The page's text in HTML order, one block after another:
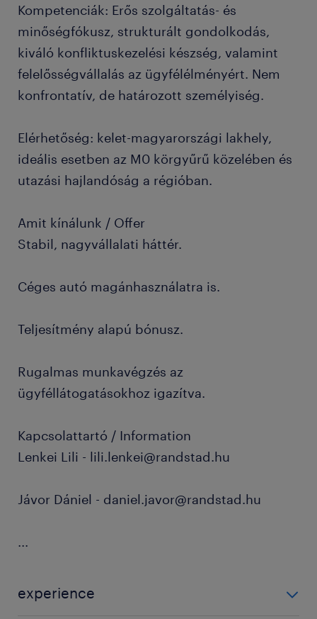
Kompetenciák: Erős szolgáltatás- és
minőségfókusz, strukturált gondolkodás,
kiváló konfliktuskezelési készség, valamint
felelősségvállalás az ügyfélélményért. Nem
konfrontatív, de határozott személyiség.
Elérhetőség: kelet-magyarországi lakhely,
ideális esetben az M0 körgyűrű közelében és
utazási hajlandóság a régióban.
Amit kínálunk / Offer
Stabil, nagyvállalati háttér.
Céges autó magánhasználatra is.
Teljesítmény alapú bónusz.
Rugalmas munkavégzés az
ügyféllátogatásokhoz igazítva.
Kapcsolattartó / Information
Lenkei Lili - lili.lenkei@randstad.hu
Jávor Dániel - daniel.javor@randstad.hu
...
experience